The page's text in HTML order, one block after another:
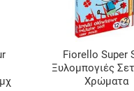
Fiorello Super
Ξυλομπογιές
Χρώματα